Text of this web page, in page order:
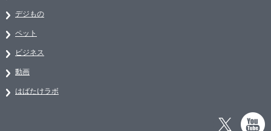
デジもの
ペット
ビジネス
動画
はばたけラボ